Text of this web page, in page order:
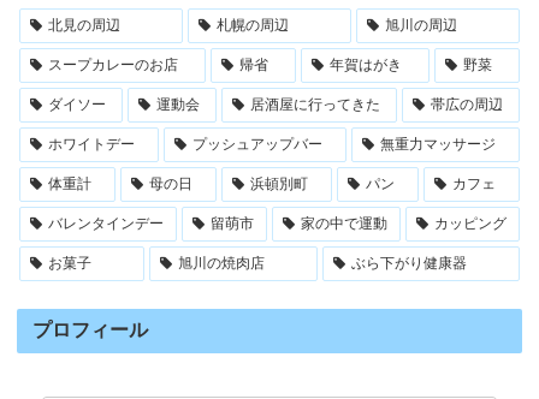
北見の周辺 札幌の周辺 旭川の周辺
スープカレーのお店 帰省 年賀はがき 野菜
ダイソー 運動会 居酒屋に行ってきた 帯広の周辺
ホワイトデー プッシュアップバー 無重力マッサージ
体重計 母の日 浜頓別町 パン カフェ
バレンタインデー 留萌市 家の中で運動 カッピング
お菓子 旭川の焼肉店 ぶら下がり健康器
プロフィール